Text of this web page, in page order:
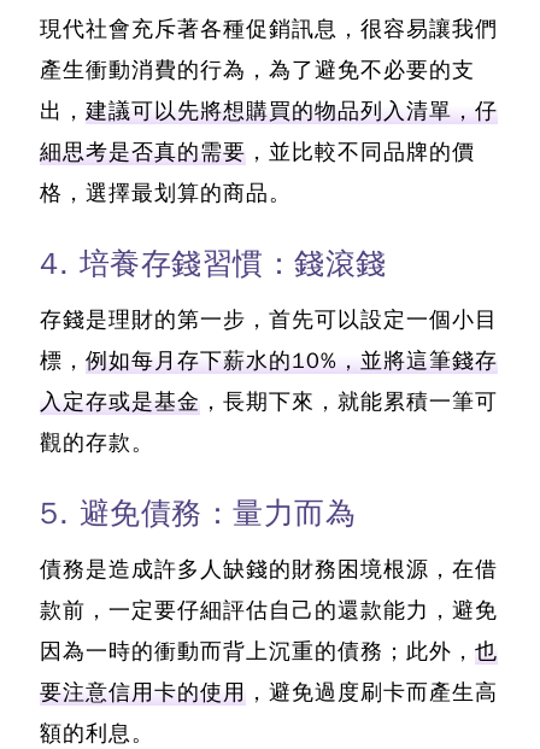
現代社會充斥著各種促銷訊息，很容易讓我們
產生衝動消費的行為，為了避免不必要的支
出， 建議可以先將想購買的物品列入清單，仔
細思考是否真的需要 ，並比較不同品牌的價
格，選擇最划算的商品。
4. 培養存錢習慣：錢滾錢
存錢是理財的第一步，首先可以設定一個小目
標， 例如每月存下薪水的10%，並將這筆錢存
入定存或是基金 ，長期下來，就能累積一筆可
觀的存款。
5. 避免債務：量力而為
債務是造成許多人缺錢的財務困境根源 ，在借
款前，一定要仔細評估自己的還款能力，避免
因為一時的衝動而背上沉重的債務；此外， 也
要注意信用卡的使用 ，避免過度刷卡而產生高
額的利息。